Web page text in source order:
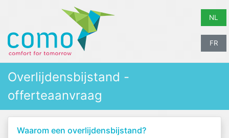
NL
FR
Overlijdensbijstand -
offerteaanvraag
Waarom een overlijdensbijstand?